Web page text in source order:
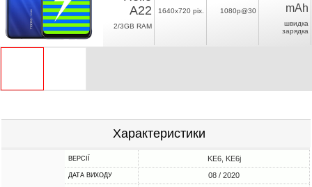
A22
2/3GB RAM
1640x720 pix. 1080p@30
mAh
швидка
зарядка
Характеристики
ВЕРСІЇ KE6, KE6j
ДАТА ВИХОДУ 08 / 2020